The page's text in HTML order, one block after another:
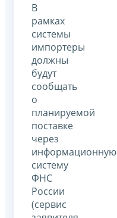
В
рамках
системы
импортеры
должны
будут
сообщать
о
планируемой
поставке
через
информационную
систему
ФНС
России
(сервис